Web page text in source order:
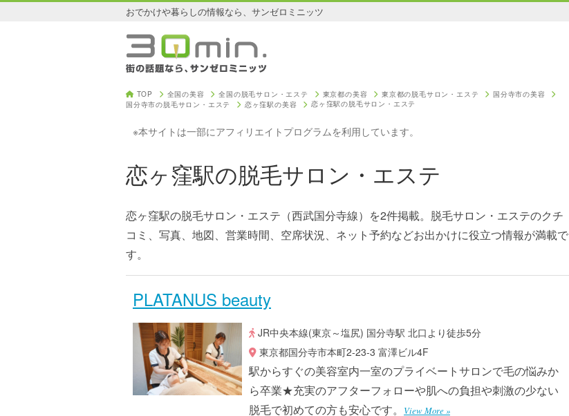
おでかけや暮らしの情報なら、サンゼロミニッツ
TOP 全国の美容 全国の脱毛サロン・エステ 東京都の美容 東京都の脱毛サロン・エステ
国分寺市の美容
国分寺市の脱毛サロン・エステ
恋ヶ窪駅の美容 恋ヶ窪駅の脱毛サロン・エステ
※本サイトは一部にアフィリエイトプログラムを利用しています。
恋ヶ窪駅の脱毛サロン・エステ
恋ヶ窪駅の脱毛サロン・エステ（西武国分寺線）を2件掲載。脱毛サロン・エステのクチ
コミ、写真、地図、営業時間、空席状況、ネット予約などお出かけに役立つ情報が満載で
す。
PLATANUS beauty
JR中央本線(東京～塩尻) 国分寺駅 北口より徒歩5分
東京都国分寺市本町2-23-3 富澤ビル4F
駅からすぐの美容室内一室のプライベートサロンで毛の悩みか
ら卒業★充実のアフターフォローや肌への負担や刺激の少ない
脱毛で初めての方も安心です。
View More »